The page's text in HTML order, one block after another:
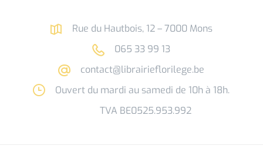
Rue du Hautbois, 12 – 7000 Mons
065 33 99 13
contact@librairieflorilege.be
Ouvert du mardi au samedi de 10h à 18h.
TVA BE0525.953.992